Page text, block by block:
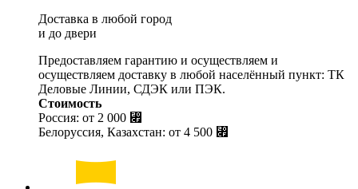
Доставка в любой город
и до двери
Предоставляем гарантию и осуществляем и
осуществляем доставку в любой населённый пункт: ТК
Деловые Линии, СДЭК или ПЭК.
Стоимость
Россия: от 2 000 ⃏
Белоруссия, Казахстан: от 4 500 ⃏